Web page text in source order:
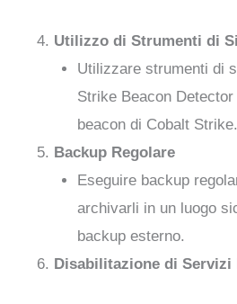
Utilizzo di Strumenti di
Utilizzare strumenti di
Strike Beacon
beacon di Cobalt Strike.
Backup Regolare
Eseguire backup
archivarli in un luogo
backup esterno.
Disabilitazione di Servizi